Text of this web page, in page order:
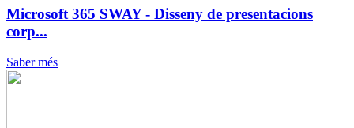
Microsoft 365 SWAY - Disseny de presentacions
corp...
Saber més